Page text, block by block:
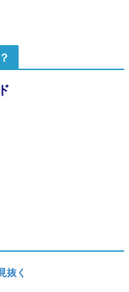
抜く